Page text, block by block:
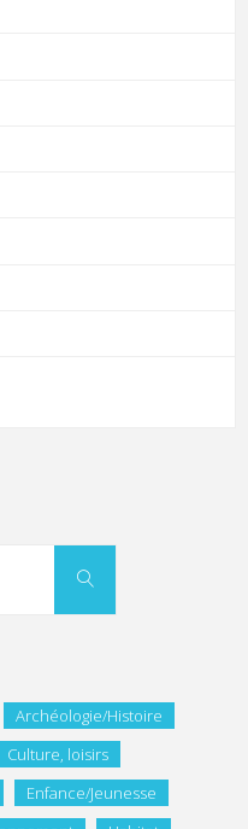
Archéologie/Histoire
Culture, loisirs
Enfance/Jeunesse